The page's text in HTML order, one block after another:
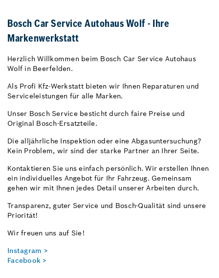
Bosch Car Service Autohaus Wolf - Ihre
Markenwerkstatt
Herzlich Willkommen beim Bosch Car Service Autohaus
Wolf in Beerfelden.
Als Profi Kfz-Werkstatt bieten wir Ihnen Reparaturen und
Serviceleistungen für alle Marken.
Unser Bosch Service besticht durch faire Preise und
Original Bosch-Ersatzteile.
Die alljährliche Inspektion oder eine Abgasuntersuchung?
Kein Problem, wir sind der starke Partner an Ihrer Seite.
Kontaktieren Sie uns einfach persönlich. Wir erstellen Ihnen
ein individuelles Angebot für Ihr Fahrzeug. Gemeinsam
gehen wir mit Ihnen jedes Detail unserer Arbeiten durch.
Transparenz, guter Service und Bosch-Qualität sind unsere
Priorität!
Wir freuen uns auf Sie!
Instagram >
Facebook >